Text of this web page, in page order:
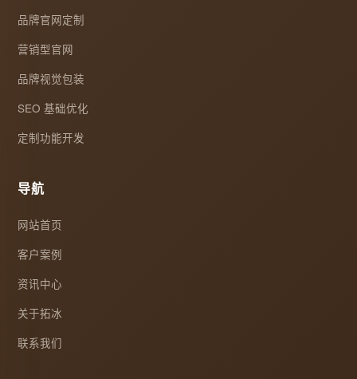
品牌官网定制
营销型官网
品牌视觉包装
SEO 基础优化
定制功能开发
导航
网站首页
客户案例
资讯中心
关于拓冰
联系我们